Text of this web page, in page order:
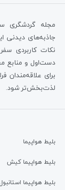
مجله گردشگری
جاذبه‌های دیدنی
نکات کاربردی
دست‌اول و منابع
برای علاقه‌مندان
لذت‌بخش‌تر شود.
بلیط هواپیما
بلیط هواپیما کیش
بلیط هواپیما